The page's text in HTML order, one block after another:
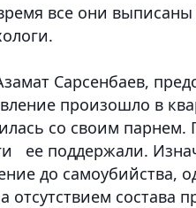
все они
Сарсенбаев,
произошло в
со своим
ее поддержали.
до самоубийства,
отсутствием состава